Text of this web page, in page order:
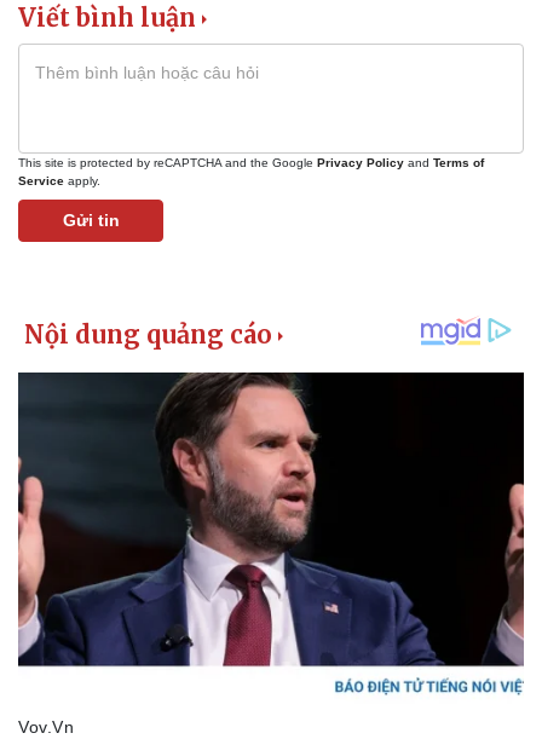
Viết bình luận
This site is protected by reCAPTCHA and the Google Privacy Policy and Terms of
Service apply.
Gửi tin